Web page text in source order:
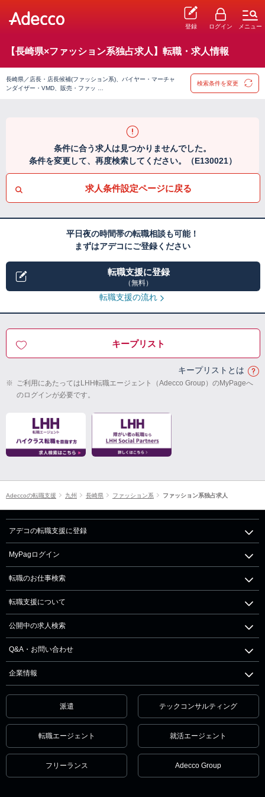
登録 ログイン メニュー
【長崎県×ファッション系独占求人】転職・求人情報
長崎県／店長・店長候補(ファッション系)、バイヤー・マーチャ
ンダイザー・VMD、販売・ファッ …
検索条件を変更
条件に合う求人は見つかりませんでした。
条件を変更して、再度検索してください。（E130021）
求人条件設定ページに戻る
平日夜の時間帯の転職相談も可能！
まずはアデコにご登録ください
転職支援に登録
（無料）
転職支援の流れ
キープリスト
キープリストとは
※ ご利用にあたってはLHH転職エージェント（Adecco Group）のMyPageへ
のログインが必要です。
Adeccoの転職支援 九州 長崎県 ファッション系 ファッション系独占求人
アデコの転職支援に登録
MyPagログイン
転職のお仕事検索
転職支援について
公開中の求人検索
Q&A・お問い合わせ
企業情報
派遣 テックコンサルティング
転職エージェント 就活エージェント
フリーランス Adecco Group